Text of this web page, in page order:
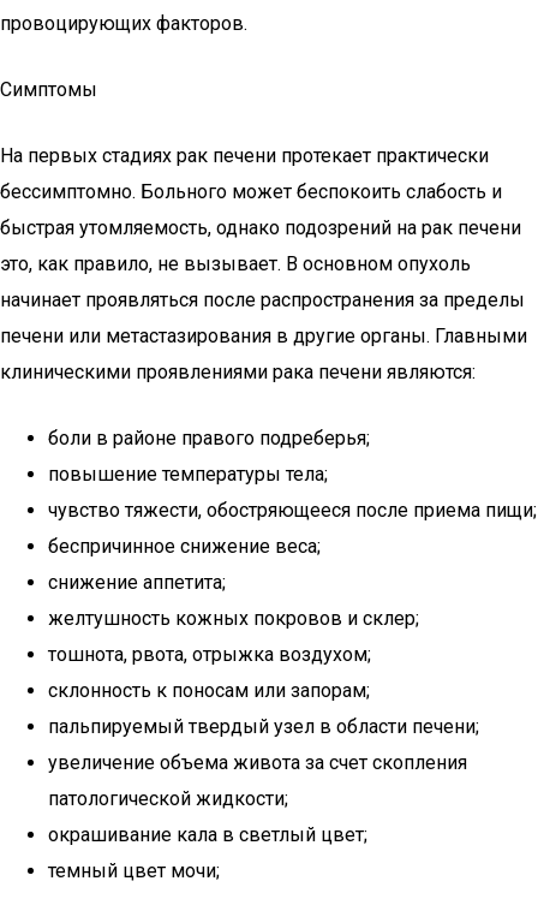
провоцирующих факторов.
Симптомы
На первых стадиях рак печени протекает практически
бессимптомно. Больного может беспокоить слабость и
быстрая утомляемость, однако подозрений на рак печени
это, как правило, не вызывает. В основном опухоль
начинает проявляться после распространения за пределы
печени или метастазирования в другие органы. Главными
клиническими проявлениями рака печени являются:
боли в районе правого подреберья;
повышение температуры тела;
чувство тяжести, обостряющееся после приема пищи;
беспричинное снижение веса;
снижение аппетита;
желтушность кожных покровов и склер;
тошнота, рвота, отрыжка воздухом;
склонность к поносам или запорам;
пальпируемый твердый узел в области печени;
увеличение объема живота за счет скопления
патологической жидкости;
окрашивание кала в светлый цвет;
темный цвет мочи;